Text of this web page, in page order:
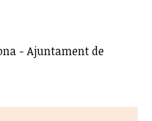
- Ajuntament de